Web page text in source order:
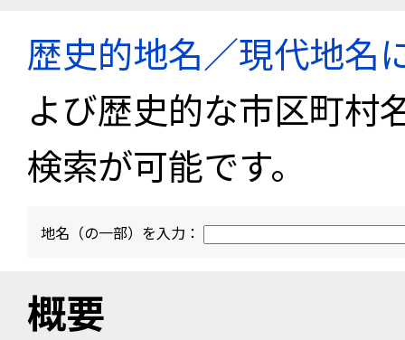
歴史的地名／現代地名
よび歴史的な市区町村
検索が可能です。
地名（の一部）を入力：
概要